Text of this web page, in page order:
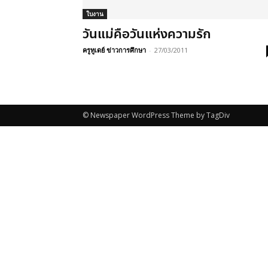
ใบงาน
วันแม่คือวันแห่งความรัก
ครูทูเดย์ ข่าวการศึกษา - 27/03/2011
© Newspaper WordPress Theme by TagDiv